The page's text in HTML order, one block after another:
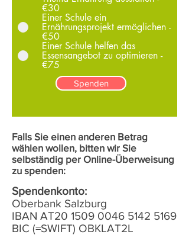
€30
Einer Schule ein
Ernährungsprojekt ermöglichen -
€50
Einer Schule helfen das
Essensangebot zu optimieren -
€75
Spenden
Falls Sie einen anderen Betrag
wählen wollen, bitten wir Sie
selbständig per Online-Überweisung
zu spenden:
Spendenkonto:
Oberbank Salzburg
IBAN AT20 1509 0046 5142 5169
BIC (=SWIFT) OBKLAT2L